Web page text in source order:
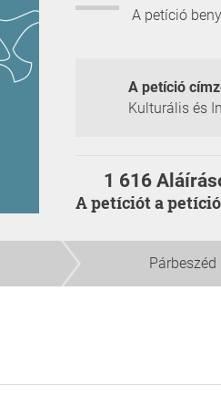
A petíció
A petíció
Kulturális és
1 616
A petíciót a
Párbeszéd